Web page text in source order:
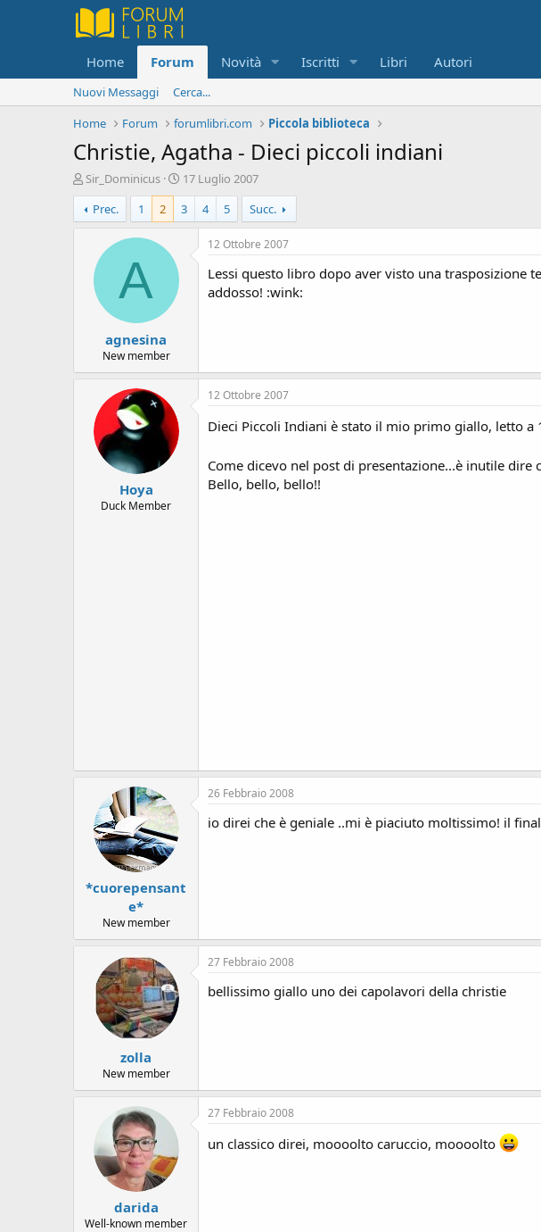
Home Forum Novità Iscritti Libri Autori
Nuovi Messaggi
Cerca...
Home
Forum forumlibri.com Piccola biblioteca
Christie, Agatha - Dieci piccoli indiani
C
r
e
a
u
Sir_Dominicus
D
a
t
a
17 Luglio 2007
Prec.
1 2 3 4 5 Succ.
A
agnesina
New member
12 Ottobre 2007
Lessi questo libro dopo aver visto una trasposizione
addosso! :wink:
Hoya
Duck Member
12 Ottobre 2007
Dieci Piccoli Indiani è stato il mio primo giallo, letto
Come dicevo nel post di presentazione...è inutile dire
Bello, bello, bello!!
*cuorepensant
e*
New member
26 Febbraio 2008
io direi che è geniale ..mi è piaciuto moltissimo! il
zolla
New member
27 Febbraio 2008
bellissimo giallo uno dei capolavori della christie
darida
Well-known member
27 Febbraio 2008
un classico direi, moooolto caruccio, moooolto